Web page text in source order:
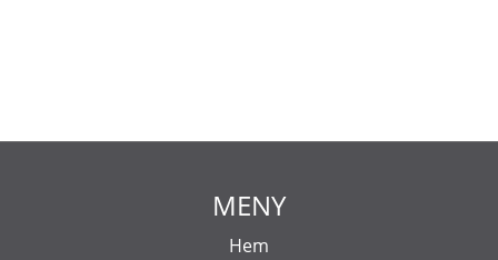
MENY
Hem